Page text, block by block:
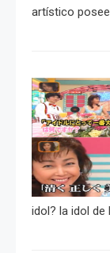
artístico
idol? la idol